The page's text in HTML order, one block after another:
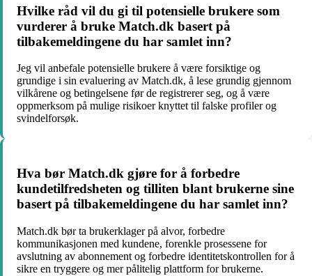
Hvilke råd vil du gi til potensielle brukere som
vurderer å bruke Match.dk basert på
tilbakemeldingene du har samlet inn?
Jeg vil anbefale potensielle brukere å være forsiktige og
grundige i sin evaluering av Match.dk, å lese grundig gjennom
vilkårene og betingelsene før de registrerer seg, og å være
oppmerksom på mulige risikoer knyttet til falske profiler og
svindelforsøk.
Hva bør Match.dk gjøre for å forbedre
kundetilfredsheten og tilliten blant brukerne sine
basert på tilbakemeldingene du har samlet inn?
Match.dk bør ta brukerklager på alvor, forbedre
kommunikasjonen med kundene, forenkle prosessene for
avslutning av abonnement og forbedre identitetskontrollen for å
sikre en tryggere og mer pålitelig plattform for brukerne.